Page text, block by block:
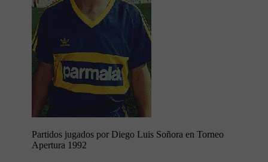
Partidos jugados por Diego Luis Soñora en Torneo
Apertura 1992